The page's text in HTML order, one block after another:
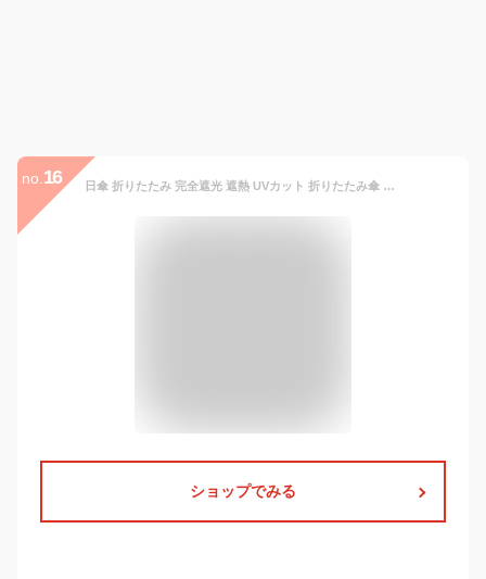
no. 16 日傘 折りたたみ 完全遮光 遮熱 UVカット 折りたたみ傘 100％ 遮光 レディース 軽量 軽い 晴雨兼用 おしゃれ ギフト かわいい スカラップ レース プレゼント ギフト プレゼント
ショップでみる